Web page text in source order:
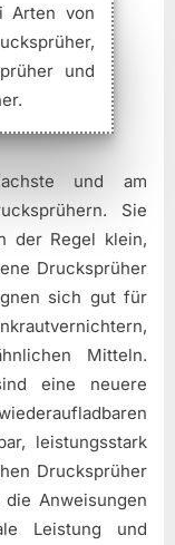
Arten von
und
und am
Sie
der Regel klein,
Drucksprüher
sich gut für
Mitteln.
eine neuere
leistungsstark
Drucksprüher
Anweisungen
Leistung und